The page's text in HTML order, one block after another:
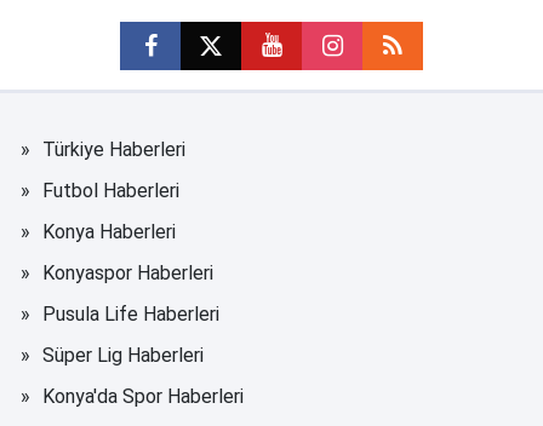
Türkiye Haberleri
Futbol Haberleri
Konya Haberleri
Konyaspor Haberleri
Pusula Life Haberleri
Süper Lig Haberleri
Konya'da Spor Haberleri